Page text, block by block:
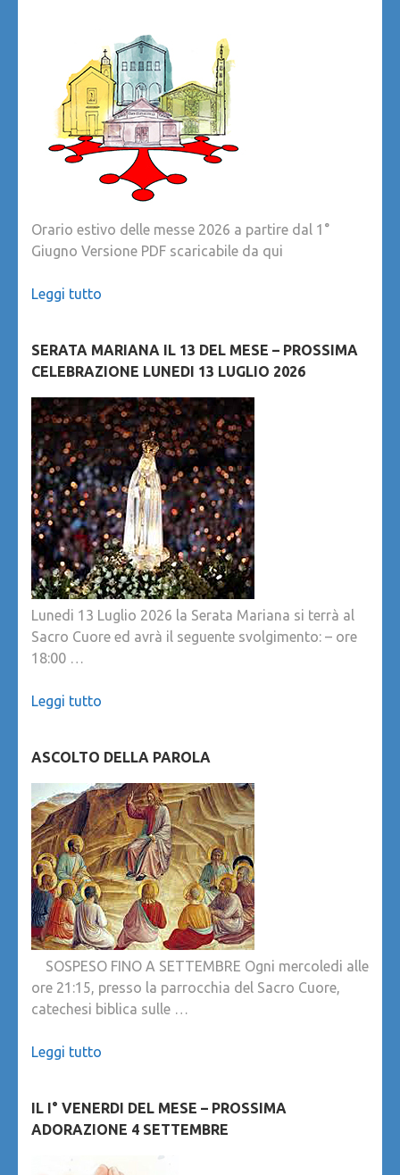
Orario estivo delle messe 2026 a partire dal 1°
Giugno Versione PDF scaricabile da qui
Leggi tutto
SERATA MARIANA IL 13 DEL MESE – PROSSIMA
CELEBRAZIONE LUNEDI 13 LUGLIO 2026
Lunedi 13 Luglio 2026 la Serata Mariana si terrà al
Sacro Cuore ed avrà il seguente svolgimento: – ore
18:00 …
Leggi tutto
ASCOLTO DELLA PAROLA
SOSPESO FINO A SETTEMBRE Ogni mercoledi alle
ore 21:15, presso la parrocchia del Sacro Cuore,
catechesi biblica sulle …
Leggi tutto
IL I° VENERDI DEL MESE – PROSSIMA
ADORAZIONE 4 SETTEMBRE